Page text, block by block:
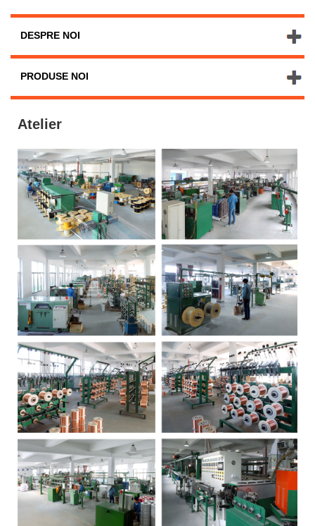
DESPRE NOI
PRODUSE NOI
Atelier